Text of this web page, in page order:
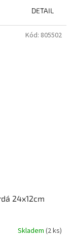
DETAIL
24x12cm
Skladem (2 ks)
Kód: 805502